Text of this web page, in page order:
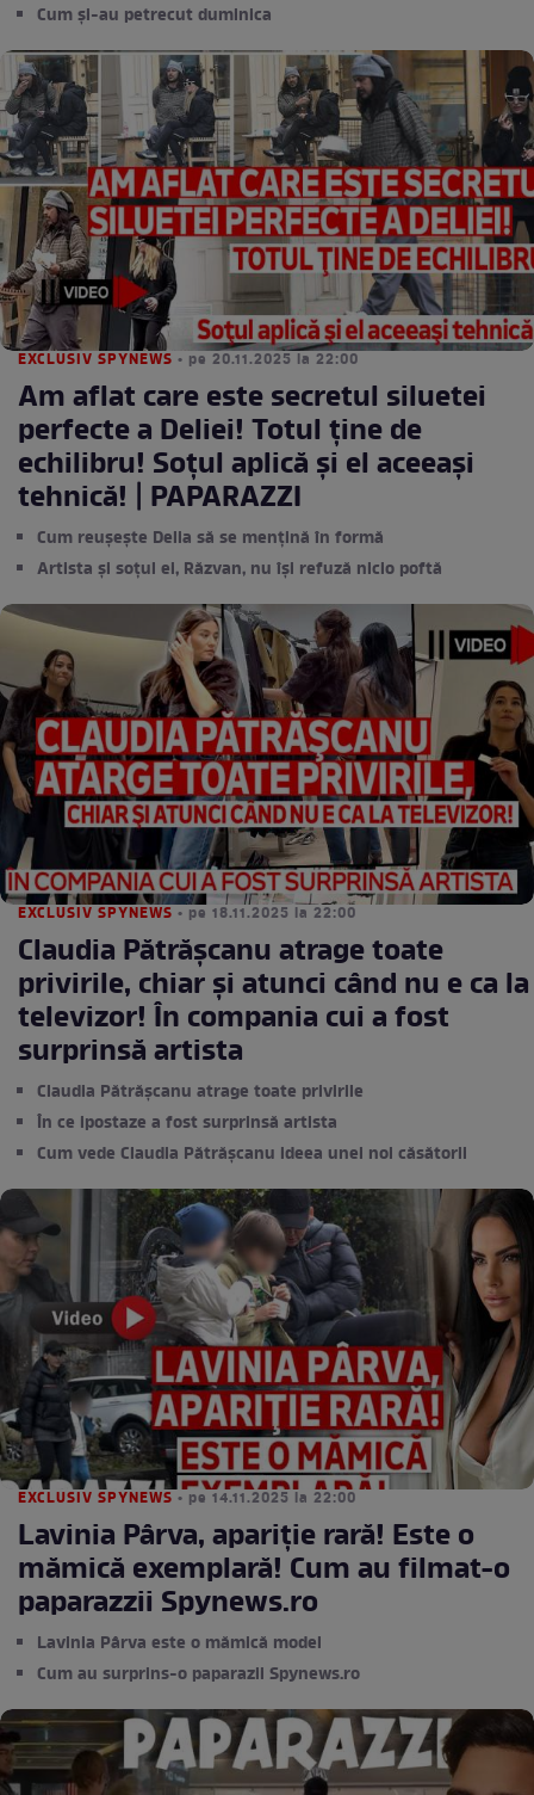
Cum și-au petrecut duminica
EXCLUSIV SPYNEWS • pe 20.11.2025 la 22:00
Am aflat care este secretul siluetei
perfecte a Deliei! Totul ţine de
echilibru! Soţul aplică şi el aceeaşi
tehnică! | PAPARAZZI
Cum reușește Delia să se mențină în formă
Artista și soțul ei, Răzvan, nu își refuză nicio poftă
EXCLUSIV SPYNEWS • pe 18.11.2025 la 22:00
Claudia Pătrăşcanu atrage toate
privirile, chiar şi atunci când nu e ca la
televizor! În compania cui a fost
surprinsă artista
Claudia Pătrășcanu atrage toate privirile
În ce ipostaze a fost surprinsă artista
Cum vede Claudia Pătrășcanu ideea unei noi căsătorii
EXCLUSIV SPYNEWS • pe 14.11.2025 la 22:00
Lavinia Pârva, apariție rară! Este o
mămică exemplară! Cum au filmat-o
paparazzii Spynews.ro
Lavinia Pârva este o mămică model
Cum au surprins-o paparazii Spynews.ro